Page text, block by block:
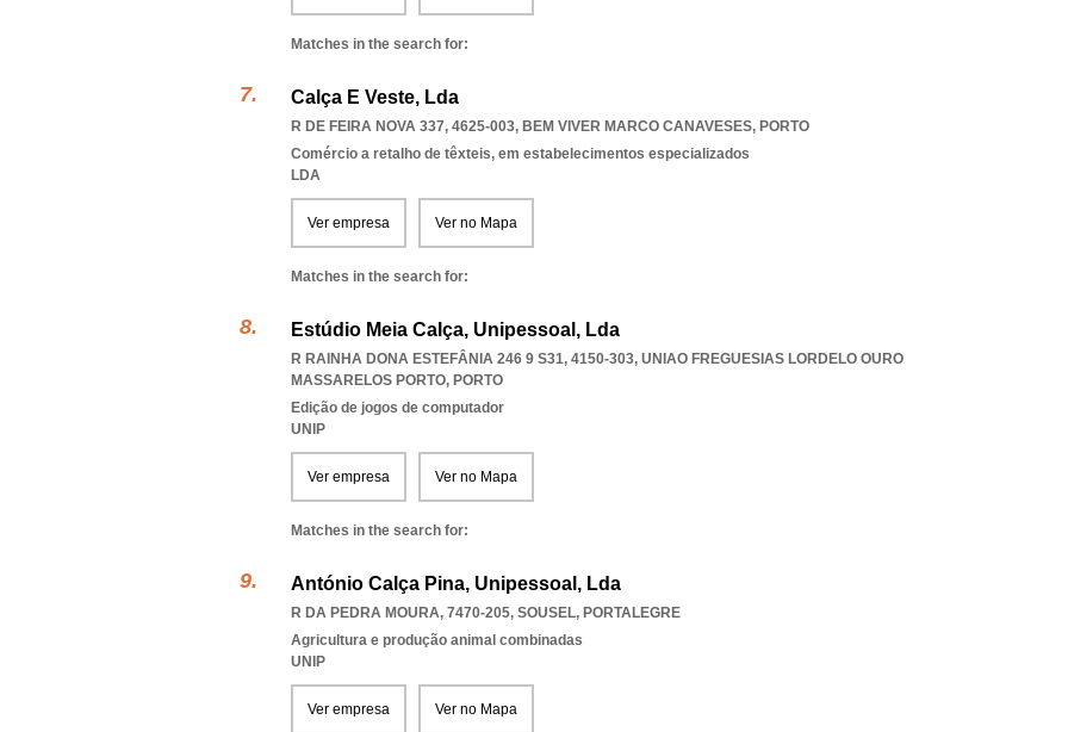
Matches in the search for:
Calça E Veste, Lda
R DE FEIRA NOVA 337, 4625-003, BEM VIVER MARCO CANAVESES, PORTO
Comércio a retalho de têxteis, em estabelecimentos especializados
LDA
Ver empresa Ver no Mapa
Matches in the search for:
Estúdio Meia Calça, Unipessoal, Lda
R RAINHA DONA ESTEFÂNIA 246 9 S31, 4150-303, UNIAO FREGUESIAS LORDELO OURO
MASSARELOS PORTO, PORTO
Edição de jogos de computador
UNIP
Ver empresa Ver no Mapa
Matches in the search for:
António Calça Pina, Unipessoal, Lda
R DA PEDRA MOURA, 7470-205, SOUSEL, PORTALEGRE
Agricultura e produção animal combinadas
UNIP
Ver empresa Ver no Mapa